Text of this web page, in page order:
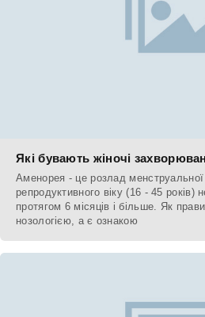
Які бувають жіночі
Аменорея - це розлад менструальної
репродуктивного віку (16 - 45 років)
протягом 6 місяців і більше. Як
нозологією, а є ознакою